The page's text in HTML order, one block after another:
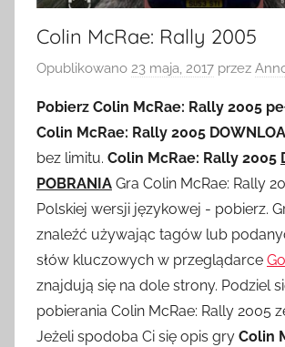
Colin McRae: Rally 2005
Opublikowano 23 maja, 2017 przez
Pobierz Colin McRae: Rally 2005
Colin McRae: Rally 2005
bez limitu. Colin McRae: Rally 2005
POBRANIA Gra Colin McRae: Rally
Polskiej wersji językowej - pobierz.
znaleźć używając tagów lub
słów kluczowych w przeglądarce
znajdują się na dole strony. Podziel
pobierania Colin McRae: Rally 2005
Jeżeli spodoba Ci się opis gry Colin